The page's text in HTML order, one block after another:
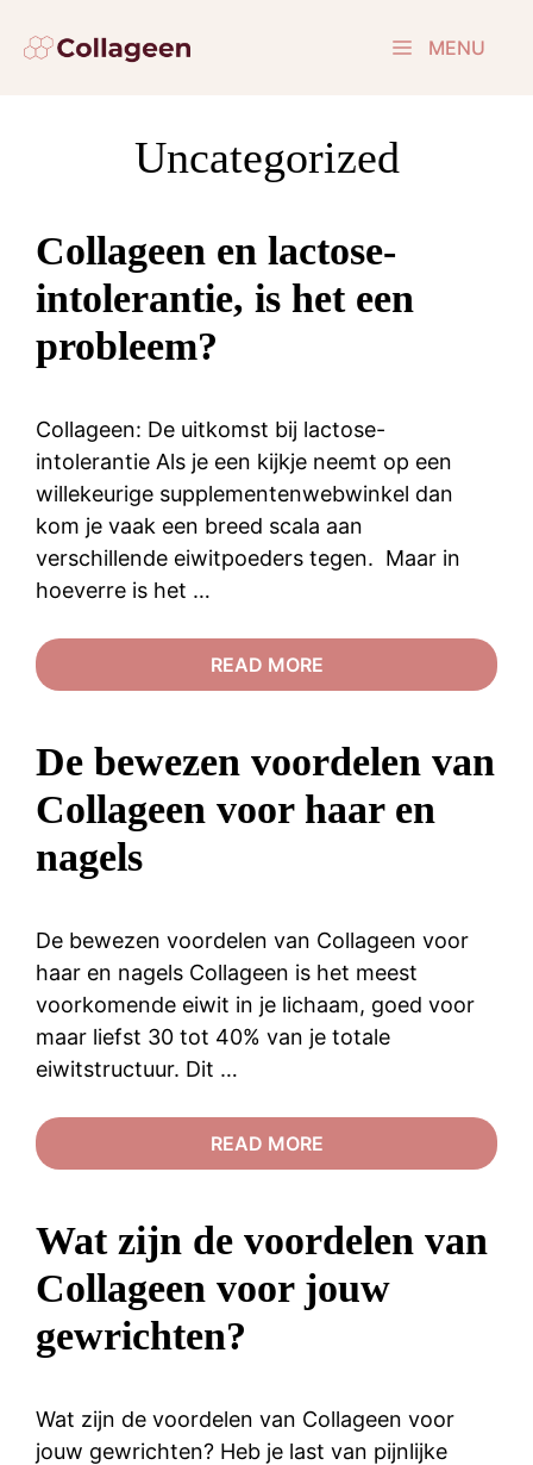
naar
MENU
Uncategorized
Collageen en lactose-
intolerantie, is het een
probleem?
Collageen: De uitkomst bij lactose-
intolerantie Als je een kijkje neemt op een
willekeurige supplementenwebwinkel dan
kom je vaak een breed scala aan
verschillende eiwitpoeders tegen. Maar in
hoeverre is het …
READ MORE
De bewezen voordelen van
Collageen voor haar en
nagels
De bewezen voordelen van Collageen voor
haar en nagels Collageen is het meest
voorkomende eiwit in je lichaam, goed voor
maar liefst 30 tot 40% van je totale
eiwitstructuur. Dit …
READ MORE
Wat zijn de voordelen van
Collageen voor jouw
gewrichten?
Wat zijn de voordelen van Collageen voor
jouw gewrichten? Heb je last van pijnlijke